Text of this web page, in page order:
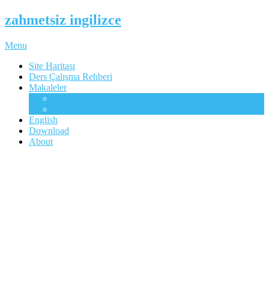
zahmetsiz ingilizce
Menu
Site Haritası
Ders Çalışma Rehberi
Makaleler
English
Download
About